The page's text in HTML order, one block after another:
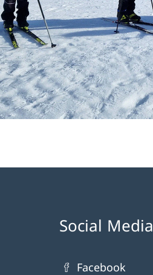
Social Media
Facebook